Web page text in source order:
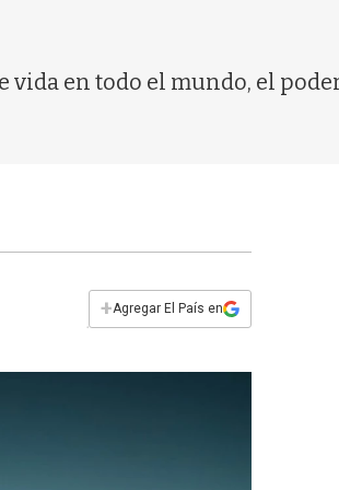
en todo el mundo, el
+Agregar El País en